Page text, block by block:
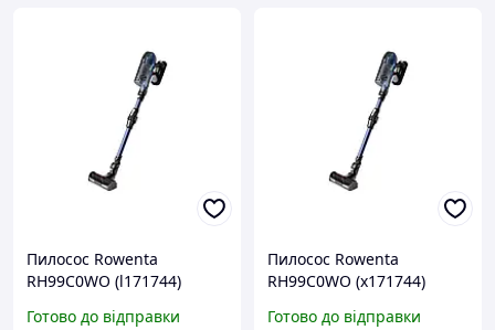
Пилосос Rowenta
RH99C0WO (l171744)
Готово до відправки
Пилосос Rowenta
RH99C0WO (x171744)
Готово до відправки